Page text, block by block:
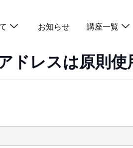
お知らせ 講座一覧
ドレスは原則使